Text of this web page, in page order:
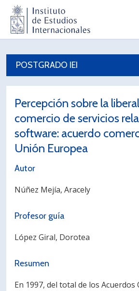
POSTGRADO
INVESTIGACIÓN
EXTENSIÓN
BIBLIOTECA
Estudiantes
POSTGRADO IEI
Percepción sobre la
comercio de servicios
software: acuerdo
Unión Europea
Autor
Núñez Mejía, Aracely
Profesor guía
López Giral, Dorotea
Resumen
En 1997, del total de los Acuerdos